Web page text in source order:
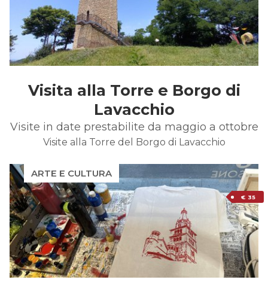
Visita alla Torre e Borgo di
Lavacchio
Visite in date prestabilite da maggio a ottobre
Visite alla Torre del Borgo di Lavacchio
ARTE E CULTURA
€ 35